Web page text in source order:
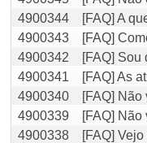
4900344
[FAQ] A
4900343
[FAQ]
4900342
[FAQ]
4900341
[FAQ] As
4900340
[FAQ]
4900339
[FAQ]
4900338
[FAQ]